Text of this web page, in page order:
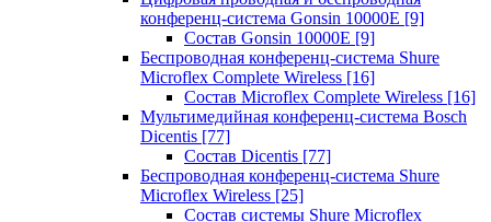
конференц-система Gonsin 10000E [9]
Состав Gonsin 10000E [9]
Беспроводная конференц-система Shure
Microflex Complete Wireless [16]
Состав Microflex Complete Wireless [16]
Мультимедийная конференц-система Bosch
Dicentis [77]
Состав Dicentis [77]
Беспроводная конференц-система Shure
Microflex Wireless [25]
Состав системы Shure Microflex